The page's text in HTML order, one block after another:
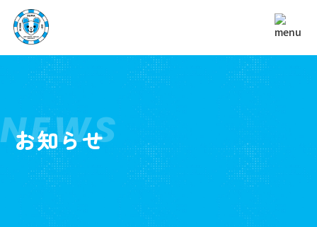
お知らせ
NEWS